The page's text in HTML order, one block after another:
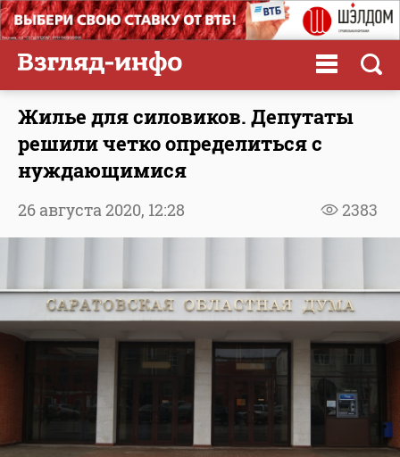
Жилье для силовиков. Депутаты
решили четко определиться с
нуждающимися
2383
26 августа 2020, 12:28